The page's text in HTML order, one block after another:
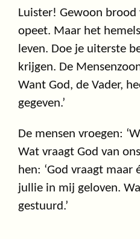
Luister! Gewoon
opeet. Maar het
leven. Doe je uiterste
krijgen. De
Want God, de Vader,
gegeven.’
De mensen vroegen:
Wat vraagt God van
hen: ‘God vraagt
jullie in mij geloven.
gestuurd.’